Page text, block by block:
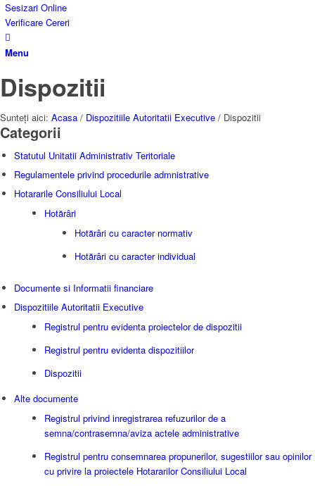
Sesizari Online
Verificare Cereri
Menu
Dispozitii
Sunteți aici: Acasa / Dispozitiile Autoritatii Executive / Dispozitii
Categorii
Statutul Unitatii Administrativ Teritoriale
Regulamentele privind procedurile admnistrative
Hotararile Consiliului Local
Hotărâri
Hotărâri cu caracter normativ
Hotărâri cu caracter individual
Documente si Informatii financiare
Dispozitiile Autoritatii Executive
Registrul pentru evidenta proiectelor de dispozitii
Registrul pentru evidenta dispozitiilor
Dispozitii
Alte documente
Registrul privind inregistrarea refuzurilor de a
semna/contrasemna/aviza actele administrative
Registrul pentru consemnarea propunerilor, sugestiilor sau opinilor
cu privire la proiectele Hotararilor Consiliului Local